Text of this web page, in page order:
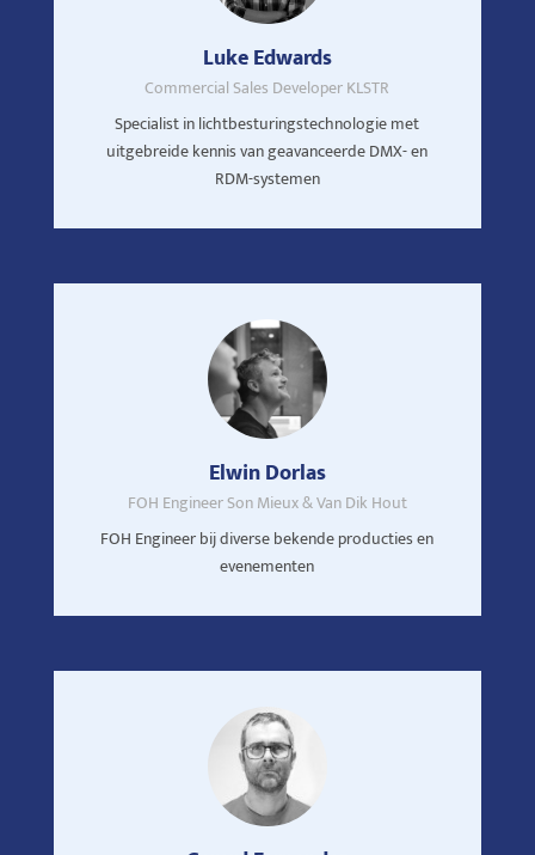
Luke Edwards
Commercial Sales Developer KLSTR
Specialist in lichtbesturingstechnologie met
uitgebreide kennis van geavanceerde DMX- en
RDM-systemen
Elwin Dorlas
FOH Engineer Son Mieux & Van Dik Hout
FOH Engineer bij diverse bekende producties en
evenementen